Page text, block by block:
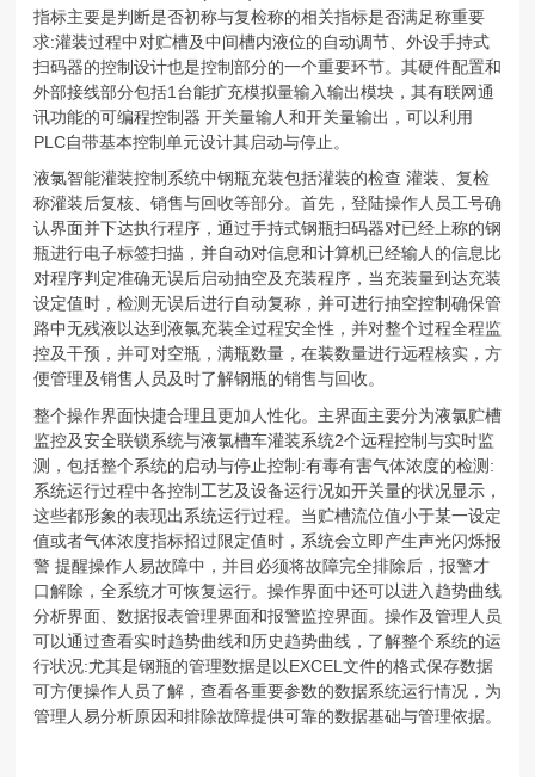
指标主要是判断是否初称与复检称的相关指标是否满足称重要
求:灌装过程中对贮槽及中间槽内液位的自动调节、外设手持式
扫码器的控制设计也是控制部分的一个重要环节。其硬件配置和
外部接线部分包括1台能扩充模拟量输入输出模块，其有联网通
讯功能的可编程控制器 开关量输人和开关量输出，可以利用
PLC自带基本控制单元设计其启动与停止。
液氯智能灌装控制系统中钢瓶充装包括灌装的检查 灌装、复检
称灌装后复核、销售与回收等部分。首先，登陆操作人员工号确
认界面并下达执行程序，通过手持式钢瓶扫码器对已经上称的钢
瓶进行电子标签扫描，并自动对信息和计算机已经输人的信息比
对程序判定准确无误后启动抽空及充装程序，当充装量到达充装
设定值时，检测无误后进行自动复称，并可进行抽空控制确保管
路中无残液以达到液氯充装全过程安全性，并对整个过程全程监
控及干预，并可对空瓶，满瓶数量，在装数量进行远程核实，方
便管理及销售人员及时了解钢瓶的销售与回收。
整个操作界面快捷合理且更加人性化。主界面主要分为液氯贮槽
监控及安全联锁系统与液氯槽车灌装系统2个远程控制与实时监
测，包括整个系统的启动与停止控制:有毒有害气体浓度的检测:
系统运行过程中各控制工艺及设备运行况如开关量的状况显示，
这些都形象的表现出系统运行过程。当贮槽流位值小于某一设定
值或者气体浓度指标招过限定值时，系统会立即产生声光闪烁报
警 提醒操作人易故障中，并目必须将故障完全排除后，报警才
口解除，全系统才可恢复运行。操作界面中还可以进入趋势曲线
分析界面、数据报表管理界面和报警监控界面。操作及管理人员
可以通过查看实时趋势曲线和历史趋势曲线，了解整个系统的运
行状况:尤其是钢瓶的管理数据是以EXCEL文件的格式保存数据
可方便操作人员了解，查看各重要参数的数据系统运行情况，为
管理人易分析原因和排除故障提供可靠的数据基础与管理依据。